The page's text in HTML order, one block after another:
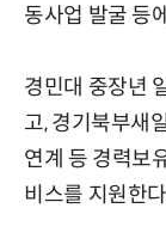
동사업 발굴 등
경민대 중장년
고, 경기북부새
연계 등 경력보
비스를 지원한